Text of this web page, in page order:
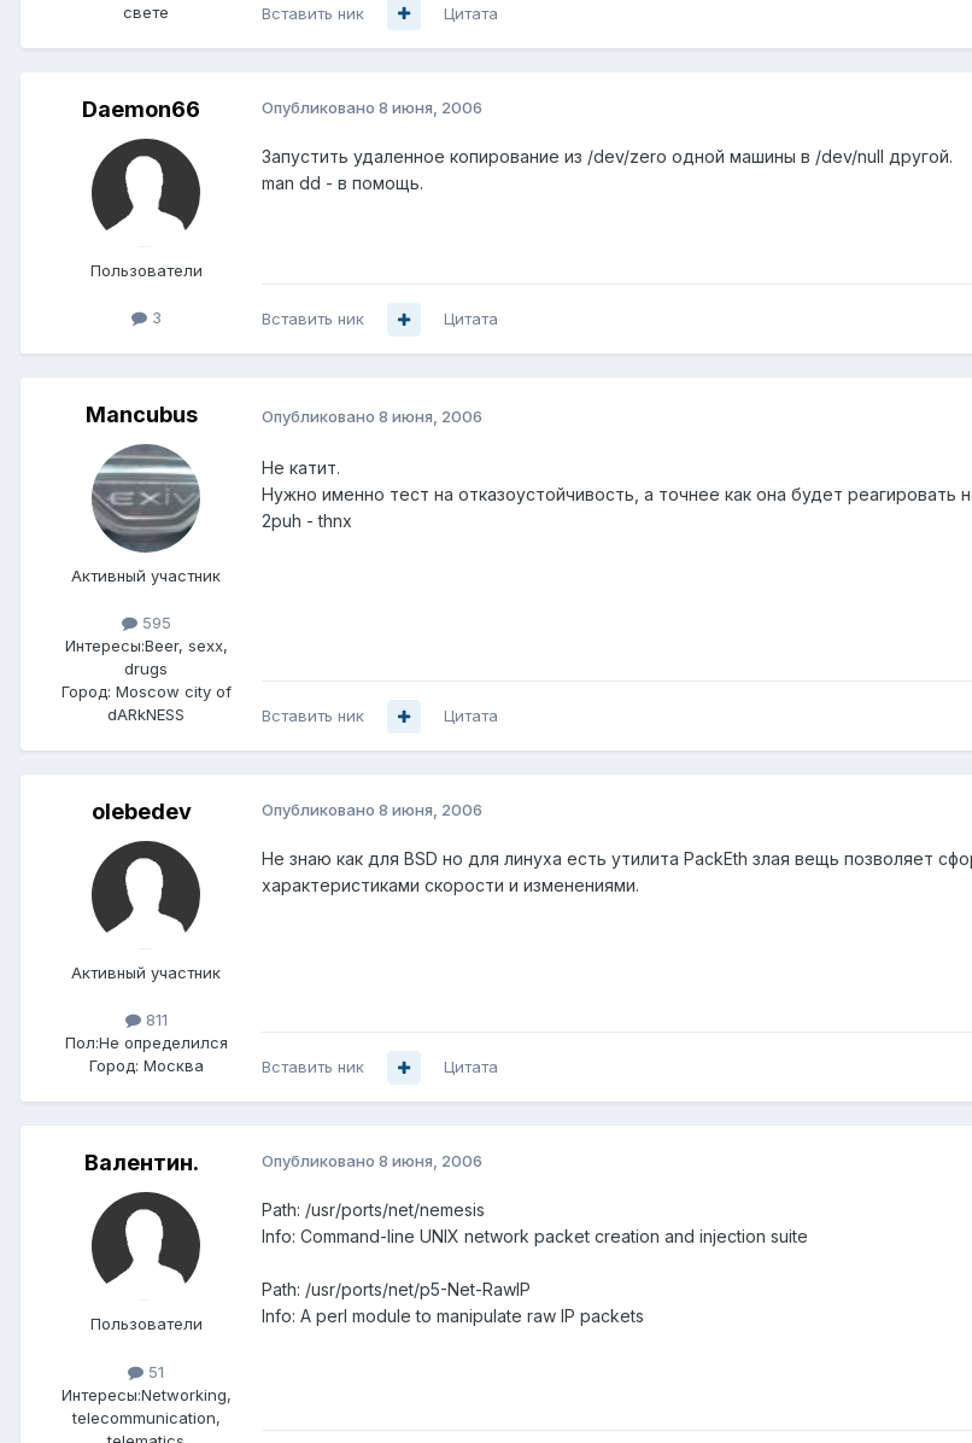
свете
Вставить ник Цитата
Daemon66
Пользователи
3
Опубликовано 8 июня, 2006
Запустить удаленное копирование из /dev/zero одной машины в /dev/null другой.
man dd - в помощь.
Вставить ник Цитата
Mancubus
Активный участник
595
Интересы:Beer, sexx,
drugs
Город: Moscow city of
dARkNESS
Опубликовано 8 июня, 2006
Не катит.
Нужно именно тест на отказоустойчивость, а точнее как она будет реагировать
2puh - thnx
Вставить ник Цитата
olebedev
Активный участник
811
Пол:Не определился
Город: Москва
Опубликовано 8 июня, 2006
Не знаю как для BSD но для линуха есть утилита PackEth злая вещь позволяет
характеристиками скорости и изменениями.
Вставить ник Цитата
Валентин.
Пользователи
51
Интересы:Networking,
telecommunication,
Опубликовано 8 июня, 2006
Path: /usr/ports/net/nemesis
Info: Command-line UNIX network packet creation and injection suite
Path: /usr/ports/net/p5-Net-RawIP
Info: A perl module to manipulate raw IP packets